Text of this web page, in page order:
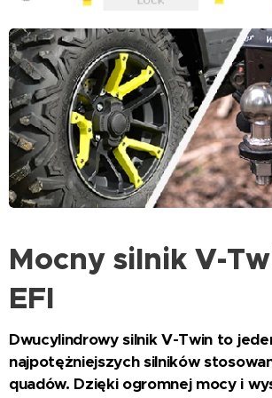
Mocny silnik V-
EFI
Dwucylindrowy silnik V-Twin to
najpotężniejszych silników
quadów. Dzięki ogromnej mocy i